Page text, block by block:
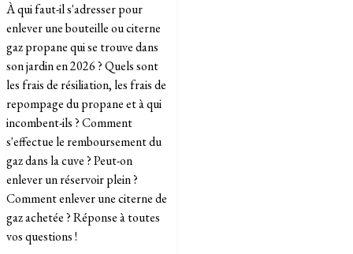
À qui faut-il s'adresser pour
enlever une bouteille ou citerne
gaz propane qui se trouve dans
son jardin en 2026 ? Quels sont
les frais de résiliation, les frais de
repompage du propane et à qui
incombent-ils ? Comment
s'effectue le remboursement du
gaz dans la cuve ? Peut-on
enlever un réservoir plein ?
Comment enlever une citerne de
gaz achetée ? Réponse à toutes
vos questions !